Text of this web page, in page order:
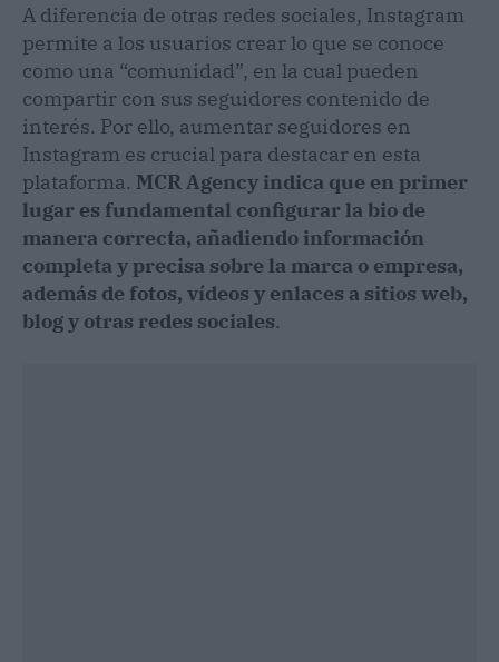
A diferencia de otras redes sociales, Instagram
permite a los usuarios crear lo que se conoce
como una “comunidad”, en la cual pueden
compartir con sus seguidores contenido de
interés. Por ello, aumentar seguidores en
Instagram es crucial para destacar en esta
plataforma. MCR Agency indica que en primer
lugar es fundamental configurar la bio de
manera correcta, añadiendo información
completa y precisa sobre la marca o empresa,
además de fotos, vídeos y enlaces a sitios web,
blog y otras redes sociales.